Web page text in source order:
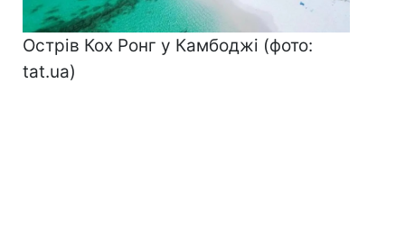
Острів Кох Ронг у Камбоджі (фото:
tat.ua)